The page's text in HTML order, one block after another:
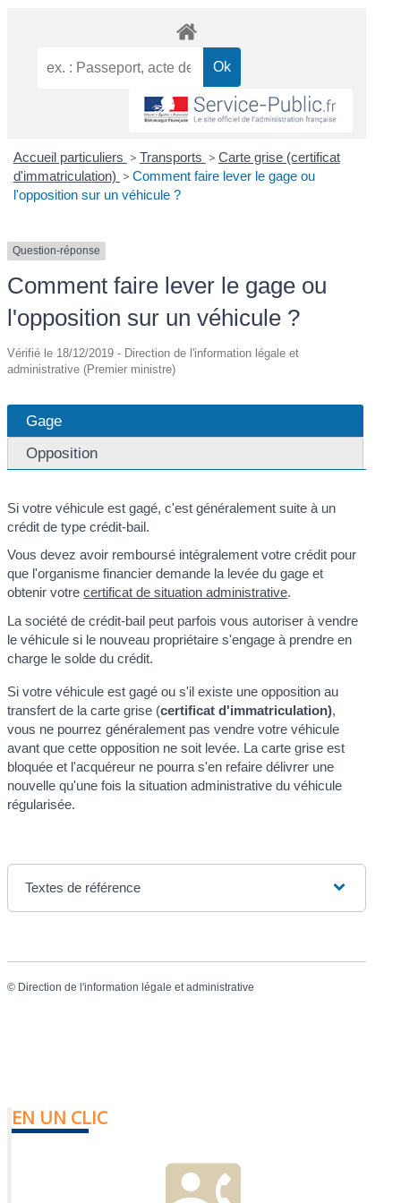
Accueil particuliers > Transports > Carte grise (certificat
d'immatriculation) > Comment faire lever le gage ou
l'opposition sur un véhicule ?
Question-réponse
Comment faire lever le gage ou
l'opposition sur un véhicule ?
Vérifié le 18/12/2019 - Direction de l'information légale et
administrative (Premier ministre)
Gage
Opposition
Si votre véhicule est gagé, c'est généralement suite à un
crédit de type crédit-bail.
Vous devez avoir remboursé intégralement votre crédit pour
que l'organisme financier demande la levée du gage et
obtenir votrecertificat de situation administrative.
La société de crédit-bail peut parfois vous autoriser à vendre
le véhicule si le nouveau propriétaire s'engage à prendre en
charge le solde du crédit.
Si votre véhicule est gagé ou s'il existe une opposition au
transfert de la carte grise (certificat d'immatriculation),
vous ne pourrez généralement pas vendre votre véhicule
avant que cette opposition ne soit levée. La carte grise est
bloquée et l'acquéreur ne pourra s'en refaire délivrer une
nouvelle qu'une fois la situation administrative du véhicule
régularisée.
Textes de référence
© Direction de l'information légale et administrative
EN UN CLIC